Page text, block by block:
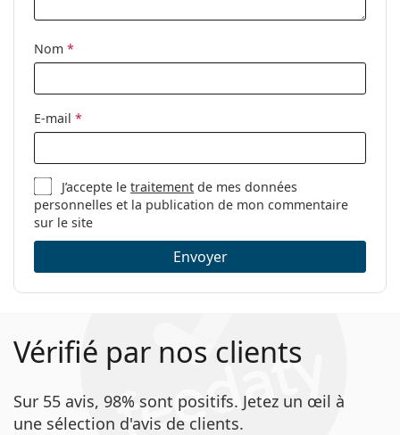
nettoyage:
Sexe:
Catégorie:
Marque:
Polaroid
Code:
PLD D424 807 21 50
Nom *
E-mail *
J’accepte letraitement de mes données
personnelles et la publication de mon commentaire
sur le site
Envoyer
Vérifié par nos clients
Sur 55 avis, 98% sont positifs. Jetez un œil à
une sélection d'avis de clients.